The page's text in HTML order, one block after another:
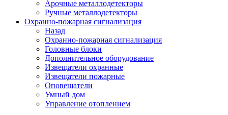
Арочные металлодетекторы
Ручные металлодетекторы
Охранно-пожарная сигнализация
Назад
Охранно-пожарная сигнализация
Головные блоки
Дополнительное оборудование
Извещатели охранные
Извещатели пожарные
Оповещатели
Умный дом
Управление отоплением